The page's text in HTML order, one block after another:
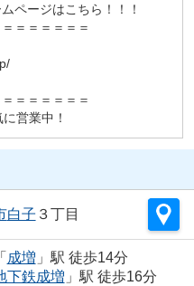
ページはこちら！！！
＝＝＝＝＝＝
＝＝＝＝＝＝
営業中！
白子 ３丁目
「 成増 」駅 徒歩14分
下鉄成増 」駅 徒歩16分